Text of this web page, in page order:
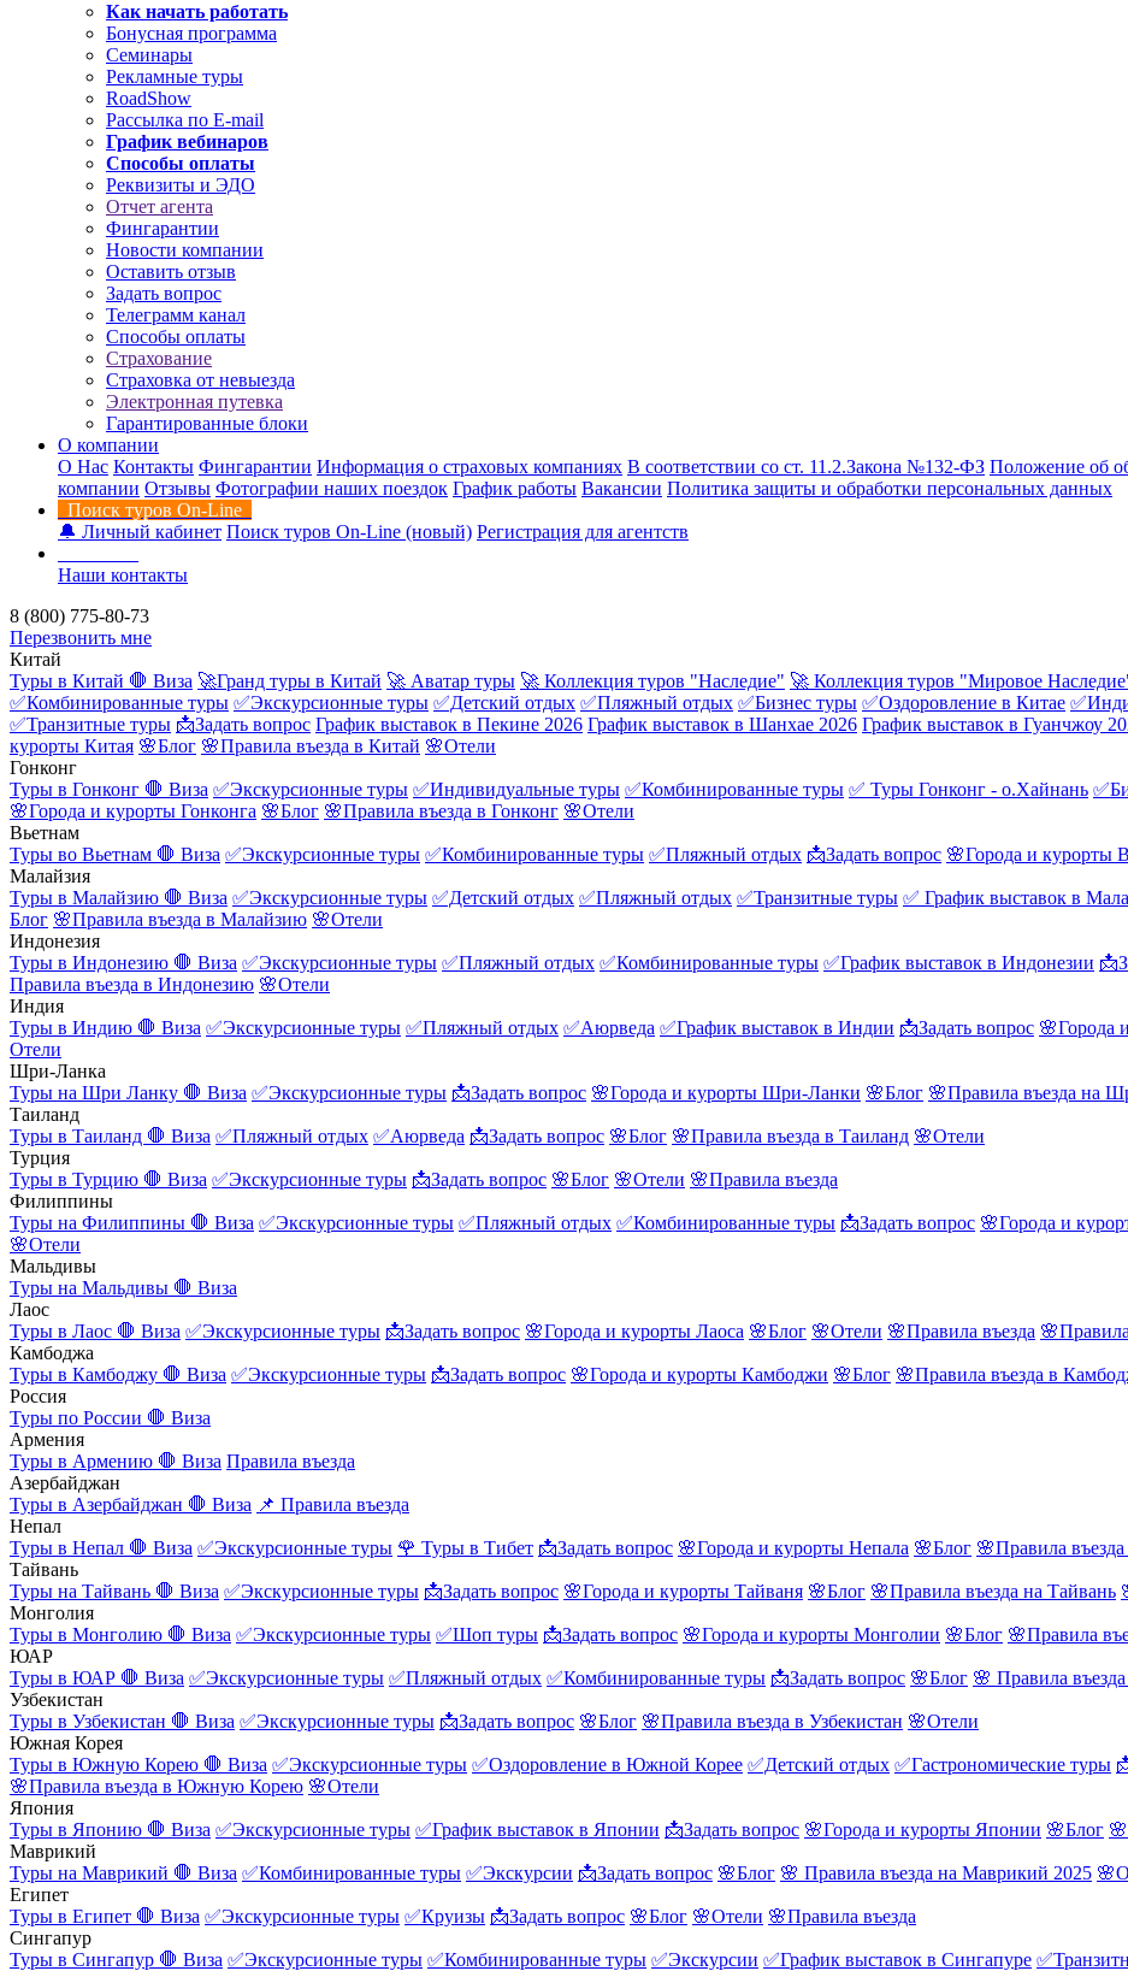
Как начать работать
Бонусная программа
Семинары
Рекламные туры
RoadShow
Рассылка по E-mail
График вебинаров
Способы оплаты
Реквизиты и ЭДО
Отчет агента
Фингарантии
Новости компании
Оставить отзыв
Задать вопрос
Телеграмм канал
Способы оплаты
Страхование
Страховка от невыезда
Электронная путевка
Гарантированные блоки
О компании
О Нас Контакты Фингарантии Информация о страховых компаниях В соответствии со ст. 11.2.Закона №132-ФЗ Положение об
компании Отзывы Фотографии наших поездок График работы Вакансии Политика защиты и обработки персональных данных
Поиск туров On-Line
🔔 Личный кабинет Поиск туров On-Line (новый) Регистрация для агентств
Наши контакты
8 (800) 775-80-73
Перезвонить мне
Китай
Туры в Китай 🛑 Виза 🚀Гранд туры в Китай 🚀 Аватар туры 🚀 Коллекция туров "Наследие" 🚀 Коллекция туров "Мировое
✅Комбинированные туры ✅Экскурсионные туры ✅Детский отдых ✅Пляжный отдых ✅Бизнес туры ✅Оздоровление в Китае
✅Транзитные туры 📩Задать вопрос График выставок в Пекине 2026 График выставок в Шанхае 2026 График выставок в Гуанчжоу
курорты Китая 🌸Блог 🌸Правила въезда в Китай 🌸Отели
Гонконг
Туры в Гонконг 🛑 Виза ✅Экскурсионные туры ✅Индивидуальные туры ✅Комбинированные туры ✅ Туры Гонконг - о.Хайнань
🌸Города и курорты Гонконга 🌸Блог 🌸Правила въезда в Гонконг 🌸Отели
Вьетнам
Туры во Вьетнам 🛑 Виза ✅Экскурсионные туры ✅Комбинированные туры ✅Пляжный отдых 📩Задать вопрос 🌸Города и курорты
Малайзия
Туры в Малайзию 🛑 Виза ✅Экскурсионные туры ✅Детский отдых ✅Пляжный отдых ✅Транзитные туры ✅ График выставок в
Блог 🌸Правила въезда в Малайзию 🌸Отели
Индонезия
Туры в Индонезию 🛑 Виза ✅Экскурсионные туры ✅Пляжный отдых ✅Комбинированные туры ✅График выставок в Индонезии
Правила въезда в Индонезию 🌸Отели
Индия
Туры в Индию 🛑 Виза ✅Экскурсионные туры ✅Пляжный отдых ✅Аюрведа ✅График выставок в Индии 📩Задать вопрос 🌸Города
Отели
Шри-Ланка
Туры на Шри Ланку 🛑 Виза ✅Экскурсионные туры 📩Задать вопрос 🌸Города и курорты Шри-Ланки 🌸Блог 🌸Правила въезда на
Таиланд
Туры в Таиланд 🛑 Виза ✅Пляжный отдых ✅Аюрведа 📩Задать вопрос 🌸Блог 🌸Правила въезда в Таиланд 🌸Отели
Турция
Туры в Турцию 🛑 Виза ✅Экскурсионные туры 📩Задать вопрос 🌸Блог 🌸Отели 🌸Правила въезда
Филиппины
Туры на Филиппины 🛑 Виза ✅Экскурсионные туры ✅Пляжный отдых ✅Комбинированные туры 📩Задать вопрос 🌸Города и
🌸Отели
Мальдивы
Туры на Мальдивы 🛑 Виза
Лаос
Туры в Лаос 🛑 Виза ✅Экскурсионные туры 📩Задать вопрос 🌸Города и курорты Лаоса 🌸Блог 🌸Отели 🌸Правила въезда
Камбоджа
Туры в Камбоджу 🛑 Виза ✅Экскурсионные туры 📩Задать вопрос 🌸Города и курорты Камбоджи 🌸Блог 🌸Правила въезда в
Россия
Туры по России 🛑 Виза
Армения
Туры в Армению 🛑 Виза Правила въезда
Азербайджан
Туры в Азербайджан 🛑 Виза 📌 Правила въезда
Непал
Туры в Непал 🛑 Виза ✅Экскурсионные туры 🌹 Туры в Тибет 📩Задать вопрос 🌸Города и курорты Непала 🌸Блог 🌸Правила
Тайвань
Туры на Тайвань 🛑 Виза ✅Экскурсионные туры 📩Задать вопрос 🌸Города и курорты Тайваня 🌸Блог 🌸Правила въезда на Тайвань
Монголия
Туры в Монголию 🛑 Виза ✅Экскурсионные туры ✅Шоп туры 📩Задать вопрос 🌸Города и курорты Монголии 🌸Блог 🌸Правила
ЮАР
Туры в ЮАР 🛑 Виза ✅Экскурсионные туры ✅Пляжный отдых ✅Комбинированные туры 📩Задать вопрос 🌸Блог 🌸 Правила
Узбекистан
Туры в Узбекистан 🛑 Виза ✅Экскурсионные туры 📩Задать вопрос 🌸Блог 🌸Правила въезда в Узбекистан 🌸Отели
Южная Корея
Туры в Южную Корею 🛑 Виза ✅Экскурсионные туры ✅Оздоровление в Южной Корее ✅Детский отдых ✅Гастрономические туры
🌸Правила въезда в Южную Корею 🌸Отели
Япония
Туры в Японию 🛑 Виза ✅Экскурсионные туры ✅График выставок в Японии 📩Задать вопрос 🌸Города и курорты Японии 🌸Блог
Маврикий
Туры на Маврикий 🛑 Виза ✅Комбинированные туры ✅Экскурсии 📩Задать вопрос 🌸Блог 🌸 Правила въезда на Маврикий 2025
Египет
Туры в Египет 🛑 Виза ✅Экскурсионные туры ✅Круизы 📩Задать вопрос 🌸Блог 🌸Отели 🌸Правила въезда
Сингапур
Туры в Сингапур 🛑 Виза ✅Экскурсионные туры ✅Комбинированные туры ✅Экскурсии ✅График выставок в Сингапуре